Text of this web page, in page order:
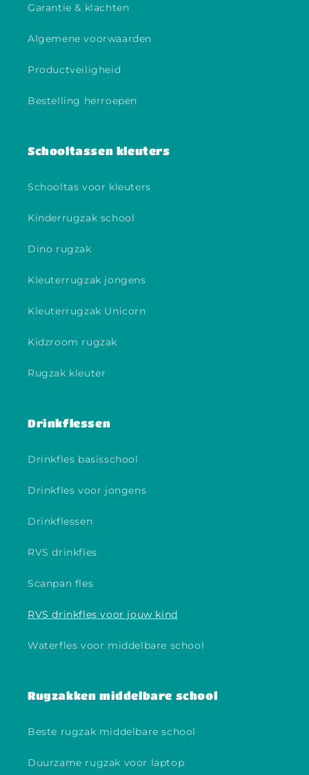
Garantie & klachten
Algemene voorwaarden
Productveiligheid
Bestelling herroepen
Schooltassen kleuters
Schooltas voor kleuters
Kinderrugzak school
Dino rugzak
Kleuterrugzak jongens
Kleuterrugzak Unicorn
Kidzroom rugzak
Rugzak kleuter
Drinkflessen
Drinkfles basisschool
Drinkfles voor jongens
Drinkflessen
RVS drinkfles
Scanpan fles
RVS drinkfles voor jouw kind
Waterfles voor middelbare school
Rugzakken middelbare school
Beste rugzak middelbare school
Duurzame rugzak voor laptop